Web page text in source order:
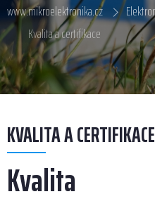
www.mikroelektronika.cz
Kvalita a certifikace
KVALITA A CERTIFIKACE
Kvalita